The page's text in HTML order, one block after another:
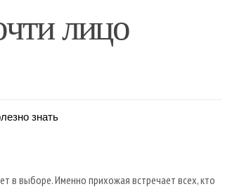
лицо
знать
в выборе. Именно прихожая встречает всех, кто